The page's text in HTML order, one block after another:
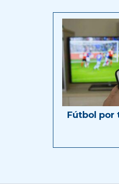
Fútbol por